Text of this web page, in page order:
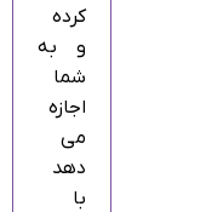
کرده
و به
شما
اجازه
می‌
دهد
با